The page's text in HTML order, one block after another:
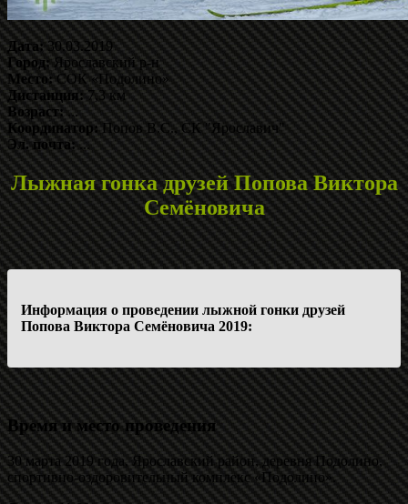
Дата:30.03.2019
Город:Ярославский р-н
Место:СОК «Подолино»
Дистанция:7,3 км
Возраст:...
Координатор:Попов В.С., СК "Ярославич"
Эл. почта:...
Лыжная гонка друзей Попова Виктора
Семёновича
Информация о проведении лыжной гонки друзей
Попова Виктора Семёновича 2019:
Время и место проведения
30 марта 2019 года, Ярославский район, деревня Подолино,
спортивно-оздоровительный комплекс «Подолино».